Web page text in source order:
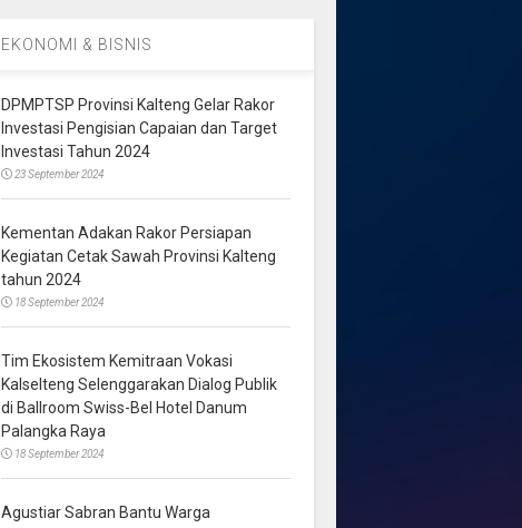
EKONOMI & BISNIS
DPMPTSP Provinsi Kalteng Gelar Rakor
Investasi Pengisian Capaian dan Target
Investasi Tahun 2024
23 September 2024
Kementan Adakan Rakor Persiapan
Kegiatan Cetak Sawah Provinsi Kalteng
tahun 2024
18 September 2024
Tim Ekosistem Kemitraan Vokasi
Kalselteng Selenggarakan Dialog Publik
di Ballroom Swiss-Bel Hotel Danum
Palangka Raya
18 September 2024
Agustiar Sabran Bantu Warga